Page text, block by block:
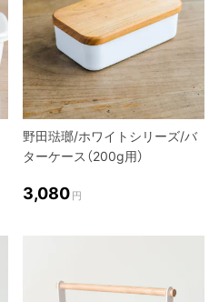
野田琺瑯/ホワイトシリーズ/バ
ターケース（200g用）
3,080 円